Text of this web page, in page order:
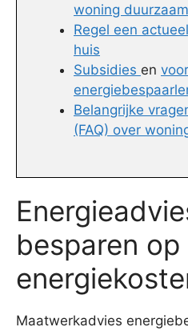
woning
Regel een
huis
Subsidies en
Belangrijke
(FAQ) over
besparen op
Maatwerkadvies